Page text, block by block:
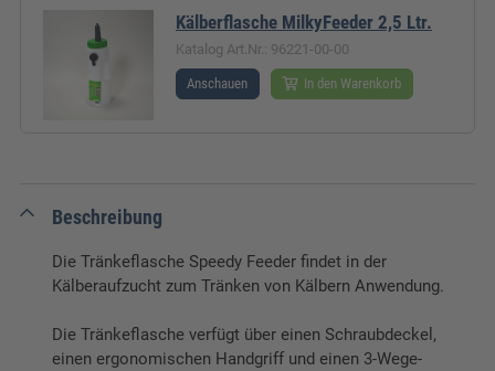
Kälberflasche MilkyFeeder 2,5 Ltr.
Katalog Art.Nr.: 96221-00-00
Anschauen In den Warenkorb
Beschreibung
Die Tränkeflasche Speedy Feeder findet in der
Kälberaufzucht zum Tränken von Kälbern Anwendung.
Die Tränkeflasche verfügt über einen Schraubdeckel,
einen ergonomischen Handgriff und einen 3-Wege-